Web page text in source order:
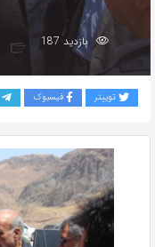
بازدید 187
توییتر فیسبوک